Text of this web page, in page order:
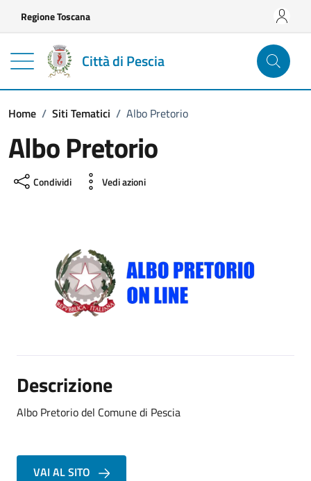
Regione Toscana
Città di Pescia
Home / Siti Tematici / Albo Pretorio
Albo Pretorio
Condividi Vedi azioni
Descrizione
Albo Pretorio del Comune di Pescia
VAI AL SITO